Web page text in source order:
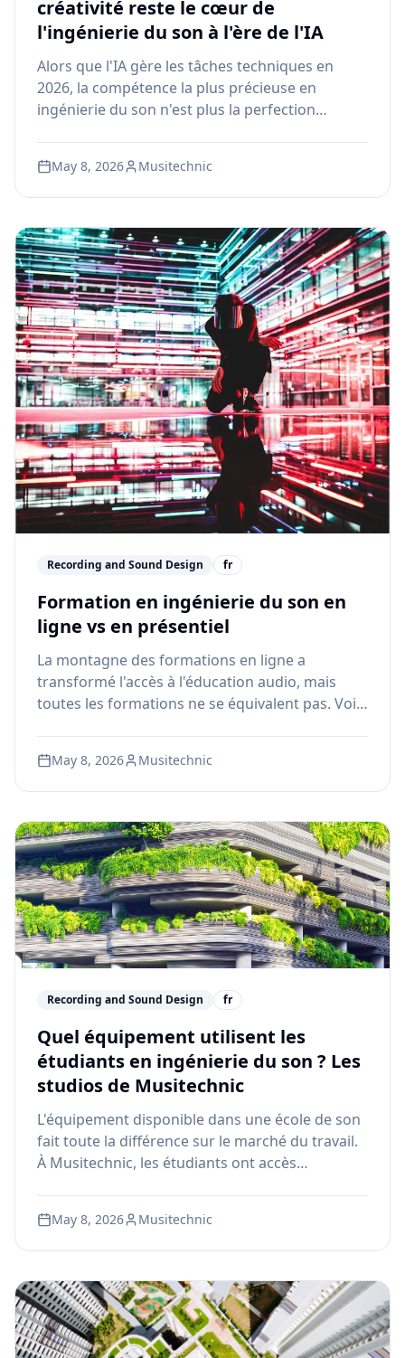
créativité reste le cœur de
l'ingénierie du son à l'ère de l'IA
Alors que l'IA gère les tâches techniques en
2026, la compétence la plus précieuse en
ingénierie du son n'est plus la perfection
que les machines ne peuvent pas reproduire.
May 8, 2026 Musitechnic
Recording and Sound Design fr
Formation en ingénierie du son en
ligne vs en présentiel
La montagne des formations en ligne a
transformé l'accès à l'éducation audio, mais
toutes les formations ne se équivalent pas. Voici
ingénierie du son.
May 8, 2026 Musitechnic
Recording and Sound Design fr
Quel équipement utilisent les
étudiants en ingénierie du son ? Les
studios de Musitechnic
L'équipement disponible dans une école de son
fait toute la différence sur le marché du travail.
À Musitechnic, les étudiants ont accès
professionnel.
May 8, 2026 Musitechnic